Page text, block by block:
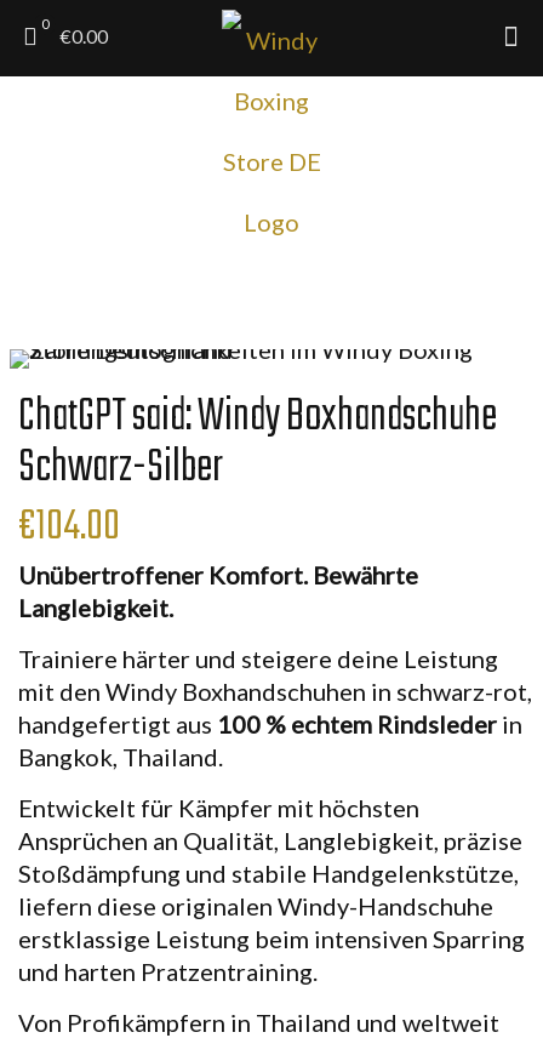
0
€0.00
ChatGPT said: Windy Boxhandschuhe
Schwarz-Silber
€104.00
Unübertroffener Komfort. Bewährte
Langlebigkeit.
Trainiere härter und steigere deine Leistung
mit den Windy Boxhandschuhen in schwarz-rot,
handgefertigt aus 100 % echtem Rindsleder in
Bangkok, Thailand.
Entwickelt für Kämpfer mit höchsten
Ansprüchen an Qualität, Langlebigkeit, präzise
Stoßdämpfung und stabile Handgelenkstütze,
liefern diese originalen Windy-Handschuhe
erstklassige Leistung beim intensiven Sparring
und harten Pratzentraining.
Von Profikämpfern in Thailand und weltweit